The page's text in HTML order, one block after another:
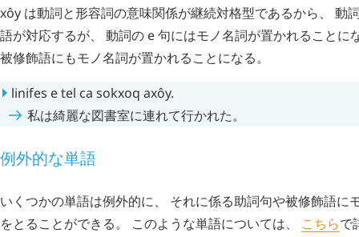
xôy は動詞と形容詞の意味関係が継続対格型であるから、 動
語が対応するが、 動詞の e句にはモノ名詞が置かれることに
被修飾語にもモノ名詞が置かれることになる。
linifes etel ca sokxoq axôy.
私は綺麗な図書室に連れて行かれた。
例外的な単語
いくつかの単語は例外的に、 それに係る助詞句や被修飾語に
をとることができる。 このような単語については、 こちらで